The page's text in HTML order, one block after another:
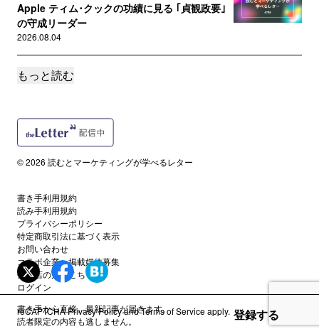
Apple ティム･クックの功績に見る ｢貞観政要｣
の守成リーダー
2026.08.04
サポートメンバー限定
2026.08.03
リスくんのマーケティング物語 #17
サポートメンバー限定
小型スーパー ｢まいばすけっと｣ に学ぶ戦略の要
諦。｢やらないこと｣ ...
2026.07.31
#795 マーケのおもしろさは ｢価値の再定義｣ に
もっと読む
書き手から直接、最新記事が届きます。
読者限定の内容も逃しません。
登録する
© 2026 読むとマーケティングが学べるレター
書き手利用規約
読み手利用規約
プライバシーポリシー
特定商取引法に基づく表示
お問い合わせ
コラボ企業・掲載媒体募集
代理店の方はこちら
ログイン
reCAPTCHAPrivacy PolicyandTerms of Serviceapply.